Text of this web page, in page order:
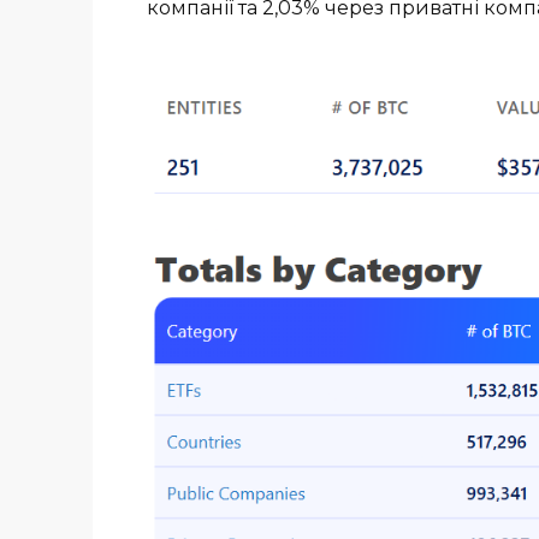
компанії та 2,03% через приватні